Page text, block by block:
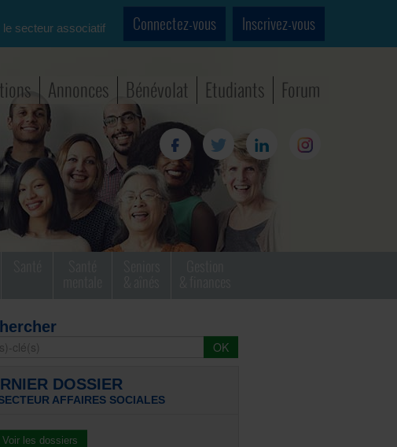
secteur associatif Connectez-vous Inscrivez-vous
Annonces Bénévolat Etudiants Forum
DOSSIER
AFFAIRES SOCIALES
Voir les dossiers